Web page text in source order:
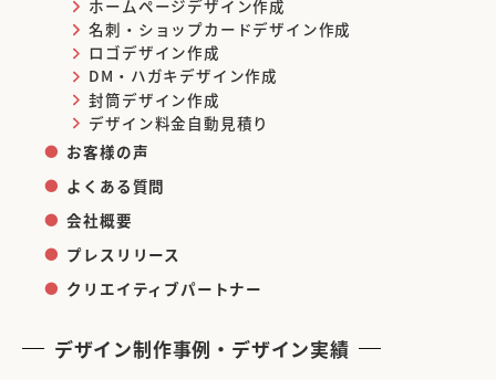
ホームページデザイン作成
名刺・ショップカードデザイン作成
ロゴデザイン作成
DM・ハガキデザイン作成
封筒デザイン作成
デザイン料金自動見積り
お客様の声
よくある質問
会社概要
プレスリリース
クリエイティブパートナー
デザイン制作事例・デザイン実績